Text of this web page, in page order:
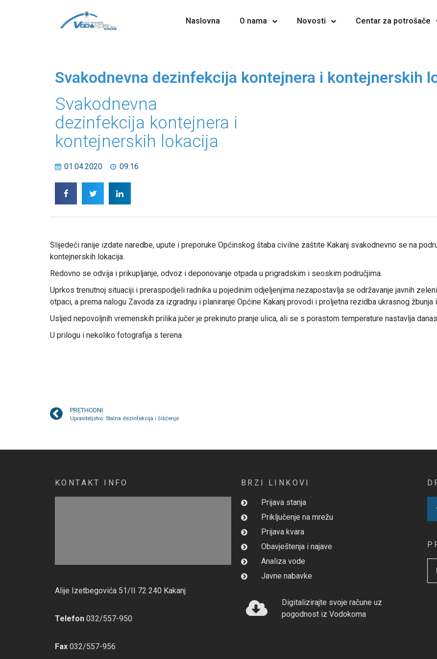
Naslovna O nama Novosti Centar za potrošače
Svakodnevna dezinfekcija kontejnera i kontejnerskih
Svakodnevna
dezinfekcija kontejnera i
kontejnerskih lokacija
01.04.2020 09:16
Slijedeći ranije izdate naredbe, upute i preporuke Općinskog štaba civilne zaštite Kakanj svakodnevno se na
kontejnerskih lokacija.
Redovno se odvija i prikupljanje, odvoz i deponovanje otpada u prigradskim i seoskim područjima.
Uprkos trenutnoj situaciji i preraspodjeli radnika u pojedinim odjeljenjima nezapostavlja se održavanje javnih
otpaci, a prema nalogu Zavoda za izgradnju i planiranje Općine Kakanj provodi i proljetna rezidba ukrasnog
Usljed nepovoljnih vremenskih prilika jučer je prekinuto pranje ulica, ali se s porastom temperature nastavlja
U prilogu i nekoliko fotografija s terena.
PRETHODNI
Upraviteljstvo: Stalna dezinfekcija i čišćenje
KONTAKT INFO
Alije Izetbegovića 51/II 72 240 Kakanj
Telefon 032/557-950
Fax 032/557-956
BRZI LINKOVI
Prijava stanja
Priključenje na mrežu
Prijava kvara
Obavještenja i najave
Analiza vode
Javne nabavke
Digitalizirajte svoje račune uz
pogodnost iz Vodokoma